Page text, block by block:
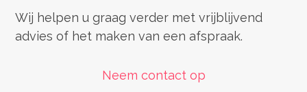
Wij helpen u graag verder met vrijblijvend
advies of het maken van een afspraak.
Neem contact op